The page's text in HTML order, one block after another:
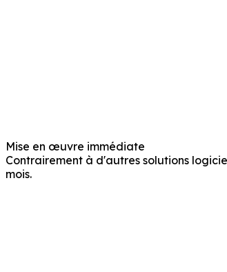
Mise en œuvre immédiate
Contrairement à d'autres solutions
mois.